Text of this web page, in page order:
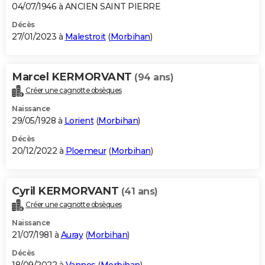
04/07/1946 à ANCIEN SAINT PIERRE
Décès
27/01/2023 à Malestroit(Morbihan)
Marcel KERMORVANT (94 ans)
Créer une cagnotte obsèques
Naissance
29/05/1928 à Lorient(Morbihan)
Décès
20/12/2022 à Ploemeur(Morbihan)
Cyril KERMORVANT (41 ans)
Créer une cagnotte obsèques
Naissance
21/07/1981 à Auray(Morbihan)
Décès